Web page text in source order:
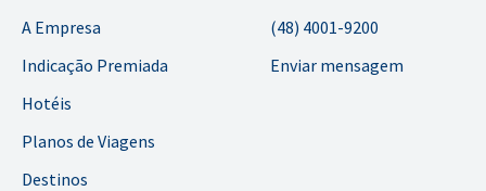
A Empresa
Indicação Premiada
Hotéis
Planos de Viagens
Destinos
(48) 4001-9200
Enviar mensagem